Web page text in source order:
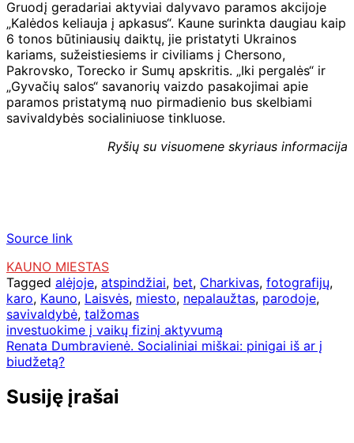
Gruodį geradariai aktyviai dalyvavo paramos akcijoje
„Kalėdos keliauja į apkasus“. Kaune surinkta daugiau kaip
6 tonos būtiniausių daiktų, jie pristatyti Ukrainos
kariams, sužeistiesiems ir civiliams į Chersono,
Pakrovsko, Torecko ir Sumų apskritis. „Iki pergalės“ ir
„Gyvačių salos“ savanorių vaizdo pasakojimai apie
paramos pristatymą nuo pirmadienio bus skelbiami
savivaldybės socialiniuose tinkluose.
Ryšių su visuomene skyriaus informacija
Source link
KAUNO MIESTAS
Tagged alėjoje, atspindžiai, bet, Charkivas, fotografijų,
karo, Kauno, Laisvės, miesto, nepalaužtas, parodoje,
savivaldybė, talžomas
Navigacija
tarp
investuokime į vaikų fizinį aktyvumą
Renata Dumbravienė. Socialiniai miškai: pinigai iš ar į
biudžetą?
Susiję įrašai